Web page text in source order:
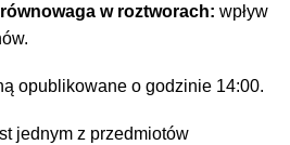
w roztworach: wpływ
opublikowane o godzinie 14:00.
jednym z przedmiotów